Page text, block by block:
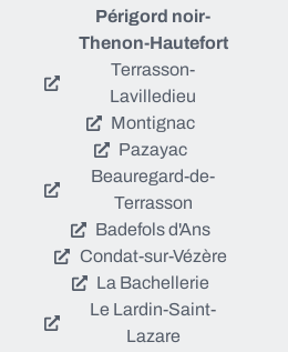
Périgord noir-
Thenon-Hautefort
Terrasson-
Lavilledieu
Montignac
Pazayac
Beauregard-de-
Terrasson
Badefols d'Ans
Condat-sur-Vézère
La Bachellerie
Le Lardin-Saint-
Lazare